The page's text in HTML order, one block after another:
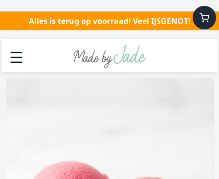
Alles is terug op voorraad! Veel IJSGENOT!
☰